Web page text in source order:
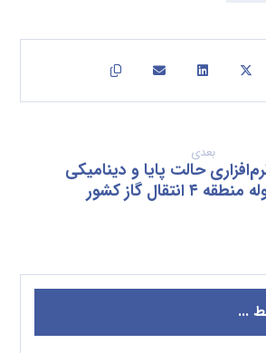
بعدی
حالت پایا و دینامیکی
انتقال گاز کشور
...